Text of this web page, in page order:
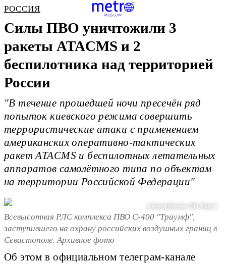
РОССИЯ
Силы ПВО уничтожили 3
ракеты ATACMS и 2
беспилотника над территорией
России
"В течение прошедшей ночи пресечён ряд
попыток киевского режима совершить
террористические атаки с применением
американских оперативно-тактических
ракет ATACMS и беспилотных летательных
аппаратов самолётного типа по объектам
на территории Российской Федерации"
@ Алексей Мальгавко / РИА "Новости"
Всевысотная РЛС комплекса ПВО С-400 "Триумф",
заступившего на охрану российских воздушных границ в
Севастополе. Архивное фото
Об этом в официальном телеграм-канале